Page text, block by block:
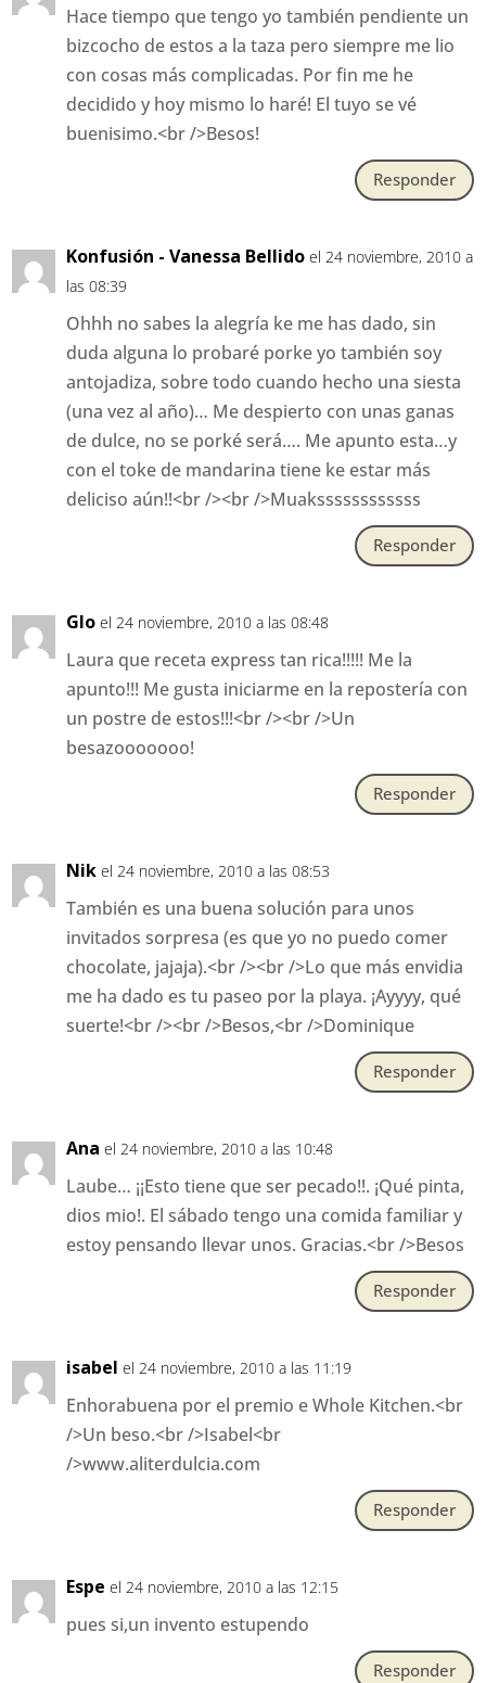
Hace tiempo que tengo yo también pendiente un
bizcocho de estos a la taza pero siempre me lio
con cosas más complicadas. Por fin me he
decidido y hoy mismo lo haré! El tuyo se vé
buenisimo.<br />Besos!
Responder
Konfusión - Vanessa Bellido el 24 noviembre, 2010 a
las 08:39
Ohhh no sabes la alegría ke me has dado, sin
duda alguna lo probaré porke yo también soy
antojadiza, sobre todo cuando hecho una siesta
(una vez al año)… Me despierto con unas ganas
de dulce, no se porké será…. Me apunto esta…y
con el toke de mandarina tiene ke estar más
deliciso aún!!<br /><br />Muakssssssssssss
Responder
Glo el 24 noviembre, 2010 a las 08:48
Laura que receta express tan rica!!!!! Me la
apunto!!! Me gusta iniciarme en la repostería con
un postre de estos!!!<br /><br />Un
besazooooooo!
Responder
Nik el 24 noviembre, 2010 a las 08:53
También es una buena solución para unos
invitados sorpresa (es que yo no puedo comer
chocolate, jajaja).<br /><br />Lo que más envidia
me ha dado es tu paseo por la playa. ¡Ayyyy, qué
suerte!<br /><br />Besos,<br />Dominique
Responder
Ana el 24 noviembre, 2010 a las 10:48
Laube… ¡¡Esto tiene que ser pecado!!. ¡Qué pinta,
dios mio!. El sábado tengo una comida familiar y
estoy pensando llevar unos. Gracias.<br />Besos
Responder
isabel el 24 noviembre, 2010 a las 11:19
Enhorabuena por el premio e Whole Kitchen.<br
/>Un beso.<br />Isabel<br
/>www.aliterdulcia.com
Responder
Espe el 24 noviembre, 2010 a las 12:15
pues si,un invento estupendo
Responder